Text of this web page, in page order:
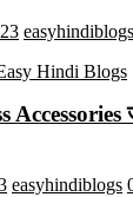
easyhindiblogs
easyhindiblogs